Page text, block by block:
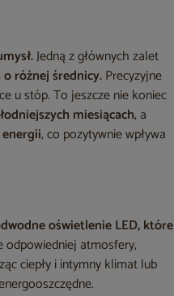
Jedną z głównych zalet
różnej średnicy.Precyzyjne
u stóp. To jeszcze nie koniec
miesiącach, a
, co pozytywnie wpływa
oświetlenie LED, które
atmosfery,
ciepły i intymny klimat lub